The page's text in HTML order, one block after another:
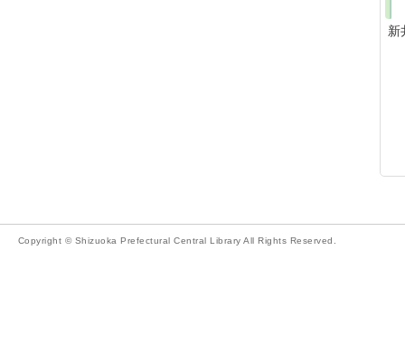
新
Copyright © Shizuoka Prefectural Central Library All Rights Reserved.